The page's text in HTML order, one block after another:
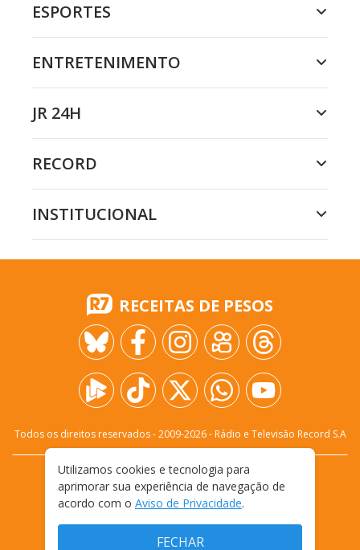
ESPORTES
ENTRETENIMENTO
JR 24H
RECORD
INSTITUCIONAL
RECEITAS DE PESOS
Todos os direitos reservados - 2009-2026- Rádio e Televisão Record S.A
FALE CONOSCO
PRIVACIDADE
TERMOS E CONDIÇÕES DE USO
Utilizamos cookies e tecnologia para
aprimorar sua experiência de navegação de
acordo com o Aviso de Privacidade.
FECHAR